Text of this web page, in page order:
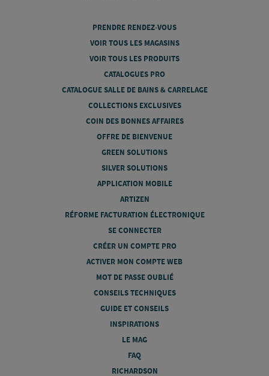
PRENDRE RENDEZ-VOUS
VOIR TOUS LES MAGASINS
VOIR TOUS LES PRODUITS
CATALOGUES PRO
CATALOGUE SALLE DE BAINS & CARRELAGE
COLLECTIONS EXCLUSIVES
COIN DES BONNES AFFAIRES
OFFRE DE BIENVENUE
GREEN SOLUTIONS
SILVER SOLUTIONS
APPLICATION MOBILE
ARTIZEN
RÉFORME FACTURATION ÉLECTRONIQUE
SE CONNECTER
CRÉER UN COMPTE PRO
ACTIVER MON COMPTE WEB
MOT DE PASSE OUBLIÉ
CONSEILS TECHNIQUES
GUIDE ET CONSEILS
INSPIRATIONS
LE MAG
FAQ
RICHARDSON